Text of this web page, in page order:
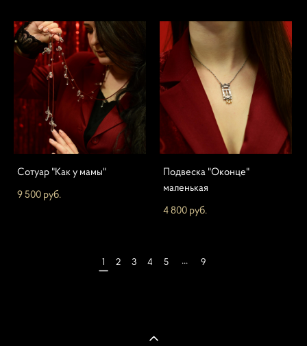
Сотуар "Как у мамы"
9 500 pуб.
Подвеска "Оконце"
маленькая
4 800 pуб.
1 2 3 4 5 ... 9